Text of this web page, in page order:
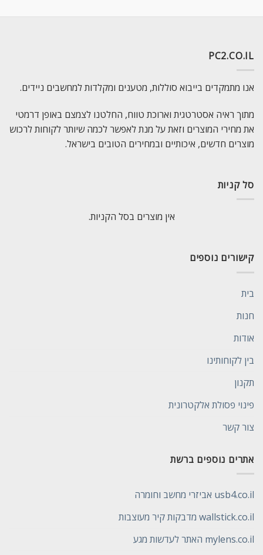
PC2.CO.IL
אנו מתמקדים בייבוא סוללות, מטענים ומקלדות למחשבים ניידים.
מתוך ראיה אסטרטגית וארוכת טווח, החלטנו לצמצם באופן דרמטי
את מחירי המוצרים וזאת על מנת לאפשר לכמה שיותר לקוחות לרכוש
מוצרים חדשים, איכותיים ובמחירים הטובים בישראל.
סל קניות
אין מוצרים בסל הקניות.
קישורים נוספים
בית
חנות
אודות
בין לקוחותינו
תקנון
פינוי פסולת אלקטרונית
צור קשר
אתרים נוספים ברשת
usb4.co.il אביזרי מחשב וחומרה
wallstick.co.il מדבקות קיר מעוצבות
mylens.co.il האתר לעדשות מגע